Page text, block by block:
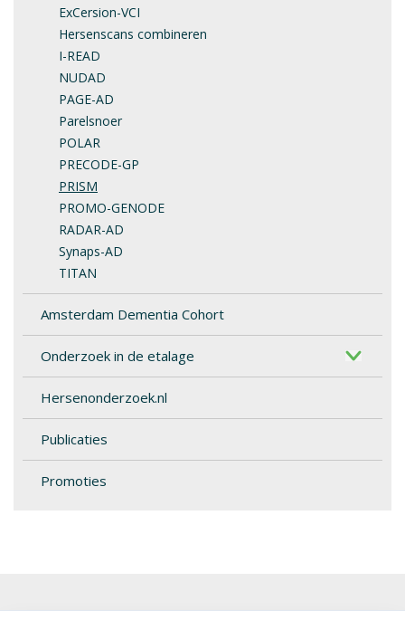
ExCersion-VCI
Hersenscans combineren
I-READ
NUDAD
PAGE-AD
Parelsnoer
POLAR
PRECODE-GP
PRISM
PROMO-GENODE
RADAR-AD
Synaps-AD
TITAN
Amsterdam Dementia Cohort
Onderzoek in de etalage
Hersenonderzoek.nl
Publicaties
Promoties